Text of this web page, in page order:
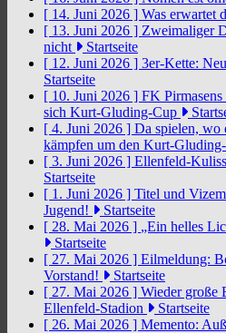
[ 14. Juni 2026 ] Was erwartet
[ 13. Juni 2026 ] Zweimaliger
nicht
Startseite
[ 12. Juni 2026 ] 3er-Kette:
Startseite
[ 10. Juni 2026 ] FK
sich Kurt-Gluding-Cup
[ 4. Juni 2026 ] Da spielen, wo
kämpfen um den Kurt-
[ 3. Juni 2026 ] Ellenfeld-
Startseite
[ 1. Juni 2026 ] Titel und
Jugend!
Startseite
[ 28. Mai 2026 ] „Ein helles
Startseite
[ 27. Mai 2026 ] Eilmeldung:
Vorstand!
Startseite
[ 27. Mai 2026 ] Wieder große
Ellenfeld-Stadion
Startseite
[ 26. Mai 2026 ] Memento: